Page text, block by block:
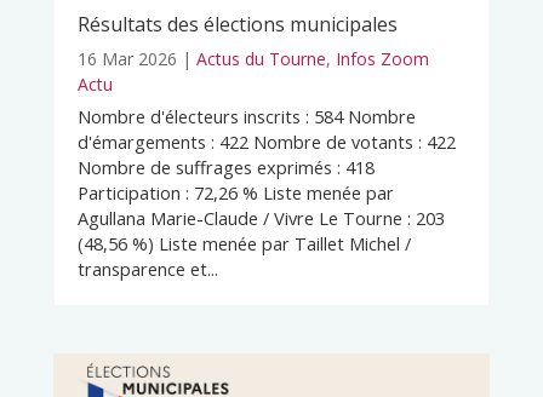
Résultats des élections municipales
16 Mar 2026 | Actus du Tourne, Infos Zoom
Actu
Nombre d'électeurs inscrits : 584 Nombre
d'émargements : 422 Nombre de votants : 422
Nombre de suffrages exprimés : 418
Participation : 72,26 % Liste menée par
Agullana Marie-Claude / Vivre Le Tourne : 203
(48,56 %) Liste menée par Taillet Michel /
transparence et...